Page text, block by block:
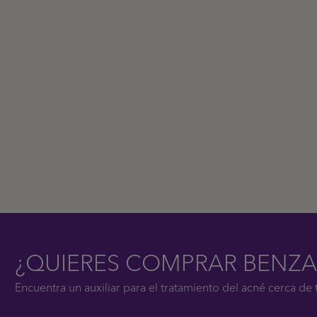
¿QUIERES COMPRAR
Encuentra un auxiliar para el tratamiento del acné cerca de